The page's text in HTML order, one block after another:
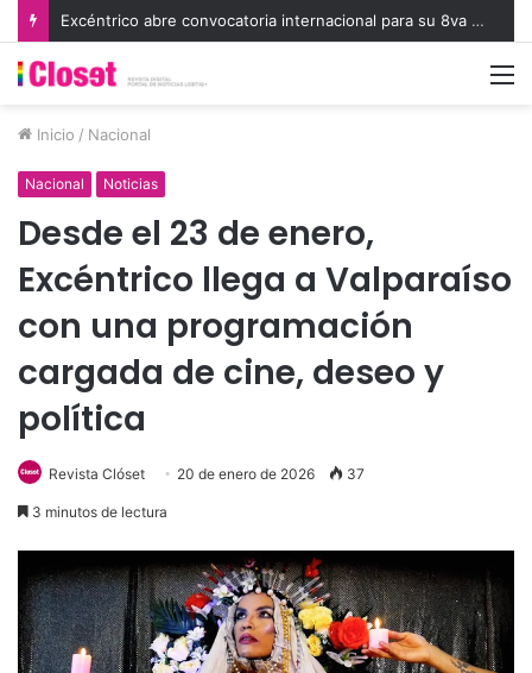
Excéntrico abre convocatoria internacional para su 8va edición e invita a exhibir nuevas miradas
Inicio / Nacional
Nacional Noticias
Desde el 23 de enero,
Excéntrico llega a Valparaíso
con una programación
cargada de cine, deseo y
política
Revista Clóset 20 de enero de 2026 37
3 minutos de lectura